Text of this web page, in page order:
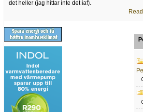
det heller (jag hittar inte det iaf).